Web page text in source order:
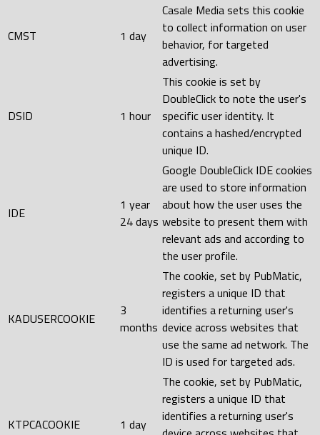
CMST 1 day
Casale Media sets this cookie
to collect information on user
behavior, for targeted
advertising.
DSID 1 hour
This cookie is set by
DoubleClick to note the user's
specific user identity. It
contains a hashed/encrypted
unique ID.
IDE
1 year
24 days
Google DoubleClick IDE cookies
are used to store information
about how the user uses the
website to present them with
relevant ads and according to
the user profile.
KADUSERCOOKIE
3
months
The cookie, set by PubMatic,
registers a unique ID that
identifies a returning user's
device across websites that
use the same ad network. The
ID is used for targeted ads.
KTPCACOOKIE 1 day
The cookie, set by PubMatic,
registers a unique ID that
identifies a returning user's